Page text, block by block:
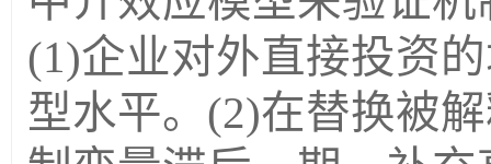
(1)企业对外直接投资
型水平。 (2)在替换被